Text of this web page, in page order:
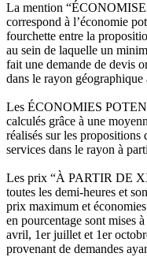
La mention
correspond à l’économie
fourchette entre la
au sein de laquelle un
fait une demande de devis
dans le rayon
Les ÉCONOMIES
calculés grâce à une
réalisés sur les propositions
services dans le rayon à
Les prix “À PARTIR DE
toutes les demi-heures et
prix maximum et
en pourcentage sont mises
avril, 1er juillet et 1er
provenant de demandes